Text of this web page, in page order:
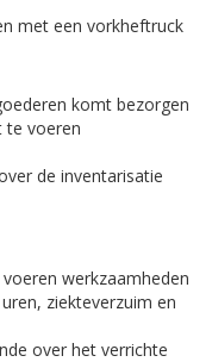
met een vorkheftruck
komt bezorgen
te voeren
de inventarisatie
werkzaamheden
ziekteverzuim en
over het verrichte